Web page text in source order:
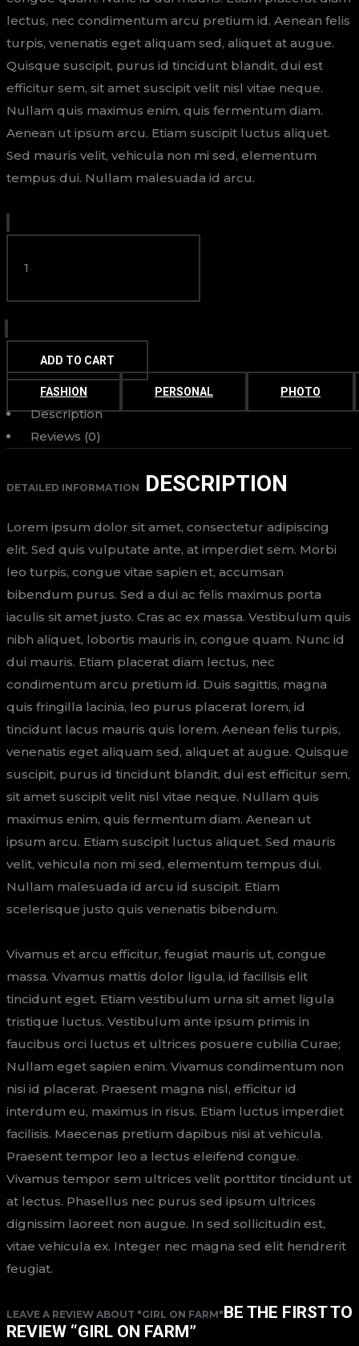
lectus, nec condimentum arcu pretium id. Aenean felis
turpis, venenatis eget aliquam sed, aliquet at augue.
Quisque suscipit, purus id tincidunt blandit, dui est
efficitur sem, sit amet suscipit velit nisl vitae neque.
Nullam quis maximus enim, quis fermentum diam.
Aenean ut ipsum arcu. Etiam suscipit luctus aliquet.
Sed mauris velit, vehicula non mi sed, elementum
tempus dui. Nullam malesuada id arcu.
ON
ADD TO CART
FASHION PERSONAL PHOTO
Description
Reviews (0)
DETAILED INFORMATION DESCRIPTION
Lorem ipsum dolor sit amet, consectetur adipiscing
elit. Sed quis vulputate ante, at imperdiet sem. Morbi
leo turpis, congue vitae sapien et, accumsan
bibendum purus. Sed a dui ac felis maximus porta
iaculis sit amet justo. Cras ac ex massa. Vestibulum quis
nibh aliquet, lobortis mauris in, congue quam. Nunc id
dui mauris. Etiam placerat diam lectus, nec
condimentum arcu pretium id. Duis sagittis, magna
quis fringilla lacinia, leo purus placerat lorem, id
tincidunt lacus mauris quis lorem. Aenean felis turpis,
venenatis eget aliquam sed, aliquet at augue. Quisque
suscipit, purus id tincidunt blandit, dui est efficitur sem,
sit amet suscipit velit nisl vitae neque. Nullam quis
maximus enim, quis fermentum diam. Aenean ut
ipsum arcu. Etiam suscipit luctus aliquet. Sed mauris
velit, vehicula non mi sed, elementum tempus dui.
Nullam malesuada id arcu id suscipit. Etiam
scelerisque justo quis venenatis bibendum.
Vivamus et arcu efficitur, feugiat mauris ut, congue
massa. Vivamus mattis dolor ligula, id facilisis elit
tincidunt eget. Etiam vestibulum urna sit amet ligula
tristique luctus. Vestibulum ante ipsum primis in
faucibus orci luctus et ultrices posuere cubilia Curae;
Nullam eget sapien enim. Vivamus condimentum non
nisi id placerat. Praesent magna nisl, efficitur id
interdum eu, maximus in risus. Etiam luctus imperdiet
facilisis. Maecenas pretium dapibus nisi at vehicula.
Praesent tempor leo a lectus eleifend congue.
Vivamus tempor sem ultrices velit porttitor tincidunt ut
at lectus. Phasellus nec purus sed ipsum ultrices
dignissim laoreet non augue. In sed sollicitudin est,
vitae vehicula ex. Integer nec magna sed elit hendrerit
feugiat.
LEAVE A REVIEW ABOUT "GIRL ON FARM"BE THE FIRST TO
REVIEW “GIRL ON FARM”